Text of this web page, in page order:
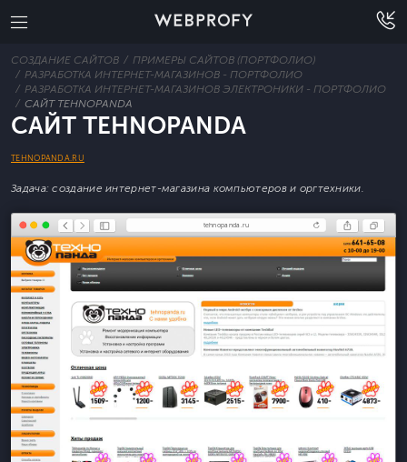
СОЗДАНИЕ САЙТОВ
ПРИМЕРЫ САЙТОВ (ПОРТФОЛИО)
РАЗРАБОТКА ИНТЕРНЕТ-МАГАЗИНОВ - ПОРТФОЛИО
РАЗРАБОТКА ИНТЕРНЕТ-МАГАЗИНОВ ЭЛЕКТРОНИКИ - ПОРТФОЛИО
САЙТ TEHNOPANDA
САЙТ TEHNOPANDA
TEHNOPANDA.RU
Задача: создание интернет-магазина компьютеров и оргтехники.
tehnopanda.ru